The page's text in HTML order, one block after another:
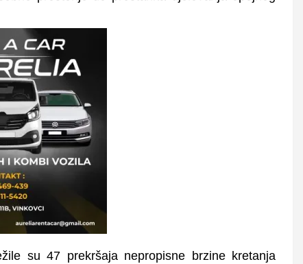
su 47 prekršaja nepropisne brzine kretanja